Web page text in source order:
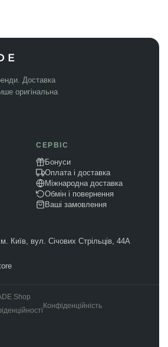
Доставка
оригінальна
СЕРВІС
Бонуси
Оплата і доставка
Міжнародна доставка
Обмін і повернення
Ваші замовлення
Київ, вул. Січових Стрільців, 44А
Shop
Конфіденційність